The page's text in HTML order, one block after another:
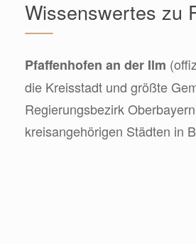
Wissenswertes zu
Pfaffenhofen an der Ilm
die Kreisstadt und größte
Regierungsbezirk
kreisangehörigen Städten in